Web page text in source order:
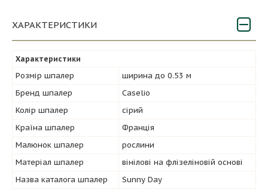
ХАРАКТЕРИСТИКИ
Характеристики
Розмір шпалер
ширина до 0.53 м
Бренд шпалер
Caselio
Колір шпалер
сірий
Країна шпалер
Франція
Малюнок шпалер
рослини
Матеріал шпалер
вінілові на флізеліновій основі
Назва каталога шпалер
Sunny Day